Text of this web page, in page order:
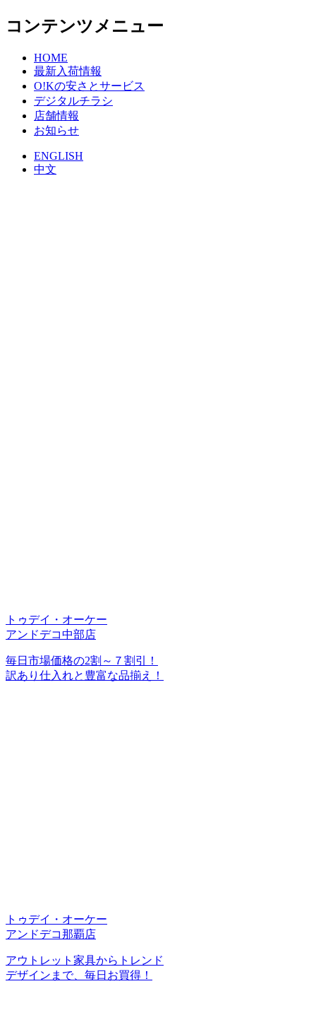
コンテンツメニュー
HOME
最新入荷情報
O!Kの安さとサービス
デジタルチラシ
店舗情報
お知らせ
ENGLISH
中文
トゥデイ・オーケー
アンドデコ中部店
毎日市場価格の2割～７割引！
訳あり仕入れと豊富な品揃え！
トゥデイ・オーケー
アンドデコ那覇店
アウトレット家具からトレンド
デザインまで、毎日お買得！